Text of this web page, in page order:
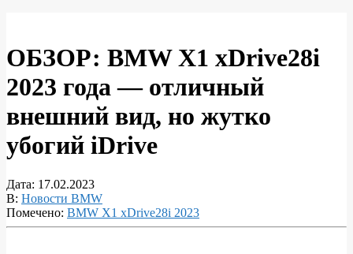
ОБЗОР: BMW X1 xDrive28i
2023 года — отличный
внешний вид, но жутко
убогий iDrive
Дата: 17.02.2023
В: Новости BMW
Помечено: BMW X1 xDrive28i 2023